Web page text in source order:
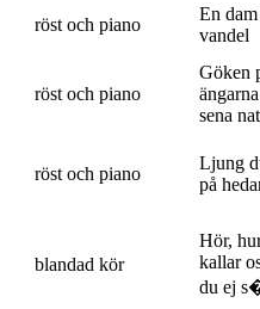
röst och piano
En
vandel
röst och piano
Göken
sena
röst och piano
Ljung
på
blandad kör
Hör,
kallar
du ej